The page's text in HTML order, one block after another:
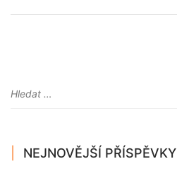
NEJNOVĚJŠÍ PŘÍSPĚVKY